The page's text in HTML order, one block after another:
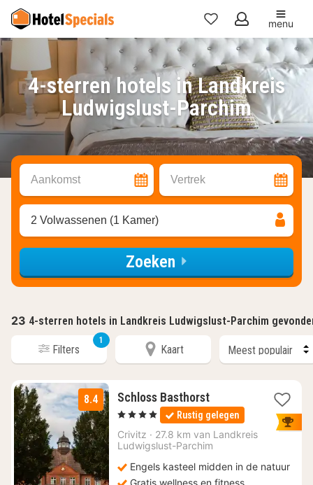
Mijn
favorieten
menu
4-sterren hotels in Landkreis
Ludwigslust-Parchim
Aankomst Vertrek
2 Volwassenen (1 Kamer)
Zoeken
23 4-sterren hotels in Landkreis Ludwigslust-Parchim
Filters
1
Kaart
8.4 Schloss Basthorst3
nachten
vanaf
€
120,37
, 4 Sterren Rustig gelegen
Crivitz · 27.8 km van Landkreis
Ludwigslust-Parchim
Engels kasteel midden in de natuur
Gratis wellness en fitness